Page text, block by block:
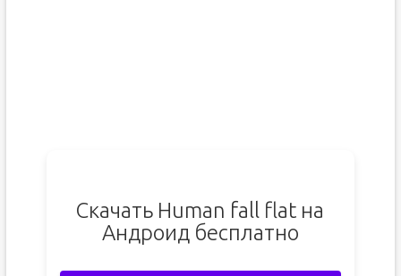
Скачать Human fall flat на
Андроид бесплатно